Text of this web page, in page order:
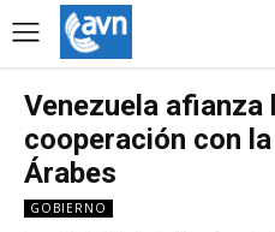
Venezuela afianza
cooperación con
Árabes
GOBIERNO